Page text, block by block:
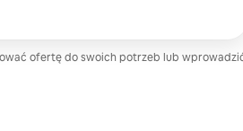
Oferta jest
fitness.
ofertę do swoich potrzeb lub